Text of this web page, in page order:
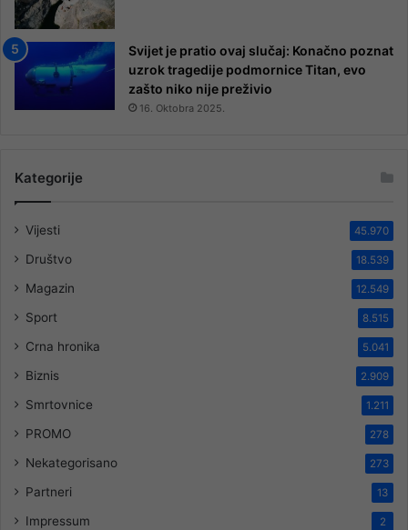
Svijet je pratio ovaj slučaj: Konačno poznat
uzrok tragedije podmornice Titan, evo
zašto niko nije preživio
16. Oktobra 2025.
Kategorije
Vijesti 45.970
Društvo 18.539
Magazin 12.549
Sport 8.515
Crna hronika 5.041
Biznis 2.909
Smrtovnice 1.211
PROMO 278
Nekategorisano 273
Partneri 13
Impressum 2